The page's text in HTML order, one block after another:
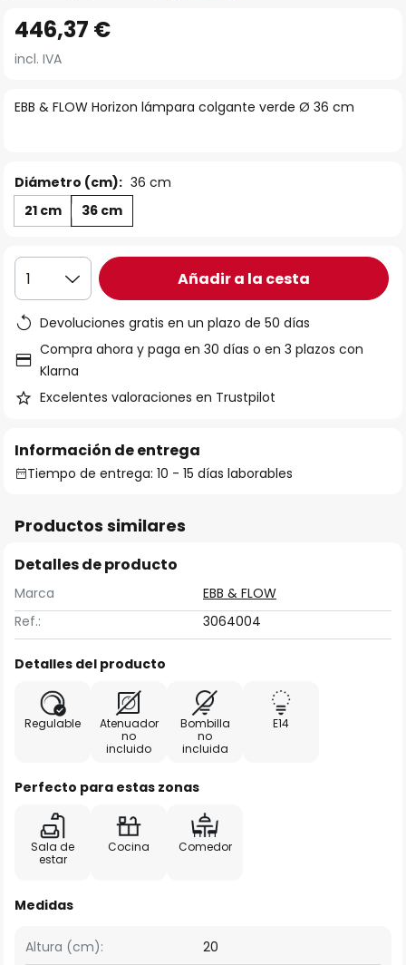
comienzo
laEBB & FLOW Horizon lámpara colgante verde Ø 36 cm
446,37 €
incl. IVA
Diámetro (cm): 36 cm
21 cm
36 cm
1 Añadir a la cesta
Devoluciones gratis en un plazo de 50 días
Compra ahora y paga en 30 días o en 3 plazos con
Klarna
Excelentes valoraciones en Trustpilot
Información de entrega
Tiempo de entrega: 10 - 15 días laborables
Productos similares
Detalles de producto
Marca
EBB & FLOW
Ref.:
3064004
Detalles del producto
Regulable
Atenuador
no
incluido
Bombilla
no
incluida
E14
Perfecto para estas zonas
Sala de
estar
Cocina Comedor
Medidas
Altura (cm):
20